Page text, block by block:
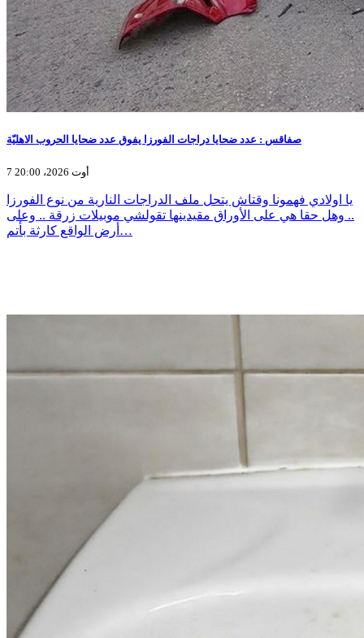
صفاقس : عدد ضحايا دراجات الفورزا يفوق عدد ضحايا الحروب الاهليّة
7 أوت 2026، 20:00
يا اولادي فهمونا وقتاش يتحل ملف الدراجات النارية من نوع الفورزا
.. وهل حقا هي على الأوراق مقيدينها تقولشي موبيلات زرقة .. وعلى
أرض الواقع كارثة بأتم…